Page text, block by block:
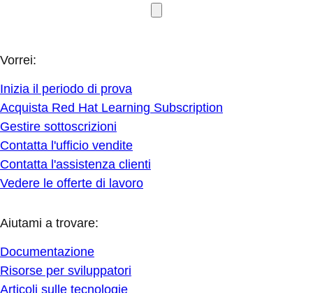
Vorrei:
Inizia il periodo di prova
Acquista Red Hat Learning Subscription
Gestire sottoscrizioni
Contatta l'ufficio vendite
Contatta l'assistenza clienti
Vedere le offerte di lavoro
Aiutami a trovare:
Documentazione
Risorse per sviluppatori
Articoli sulle tecnologie